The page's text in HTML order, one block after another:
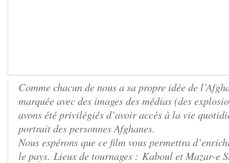
Comme chacun de nous a sa propre idée de
marquée avec des images des médias (des
avons été privilégiés d’avoir accès à la vie
portrait des personnes Afghanes.
Nous espérons que ce film vous permettra
le pays. Lieux de tournages : Kaboul et Mazar-e